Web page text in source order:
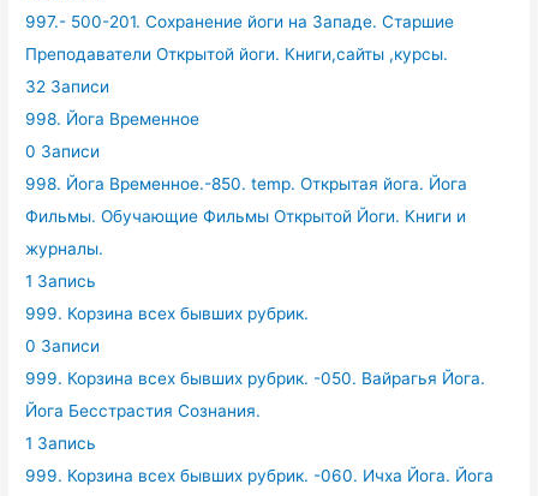
997.- 500-201. Сохранение йоги на Западе. Старшие
Преподаватели Открытой йоги. Книги,сайты ,курсы.
32 Записи
998. Йога Временное
0 Записи
998. Йога Временное.-850. temp. Открытая йога. Йога
Фильмы. Обучающие Фильмы Открытой Йоги. Книги и
журналы.
1 Запись
999. Корзина всех бывших рубрик.
0 Записи
999. Корзина всех бывших рубрик. -050. Вайрагья Йога.
Йога Бесстрастия Сознания.
1 Запись
999. Корзина всех бывших рубрик. -060. Ичха Йога. Йога